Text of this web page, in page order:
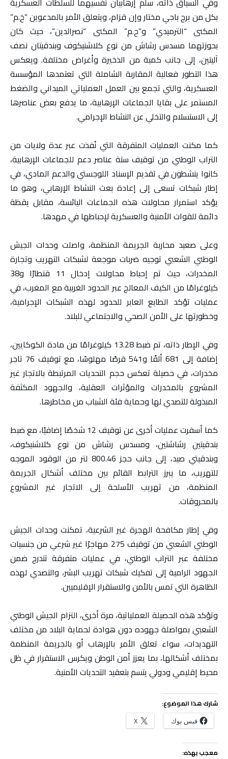
بكل من برج باجي مختار وإن قزام، ويتعلق الأمر بالمدعوين “خ.م”
المكنى “الترميدي” و”ح.م” المكنى “نصرالدين”، حيث كان
بحوزتهما مسدس رشاش من نوع كلاشنيكوف وبندقيتان نصف
آليتين، إلى جانب كمية من الذخيرة وأغراض مختلفة. ويعكس
هذا التطور فعالية المقاربة الشاملة التي تعتمدها المؤسسة
العسكرية، والتي تجمع بين العمل العملياتي الميداني والضغط
المستمر على بقايا الجماعات الإرهابية، ما يدفع بعض عناصرها
إلى الاستسلام والتخلي عن النشاط الإجرامي.
كما مكنت العمليات المتفرقة التي نُفذت عبر عدة ولايات من
التراب الوطني من توقيف ستة عناصر دعم للجماعات الإرهابية،
كانوا ينشطون في تقديم الإسناد اللوجستي والدعم المادي، في
إطار شبكات تسعى إلى إعادة بعث النشاط الإرهابي، وهو ما
يؤكد استمرار محاولات هذه الجماعات اليائسة، مقابل يقظة
دائمة للقوات الأمنية والعسكرية لإحباطها في مهدها.
وعلى صعيد محاربة الجريمة المنظمة، واصلت وحدات الجيش
الوطني الشعبي توجيه ضربات موجعة لشبكات التهريب وتجارة
المخدرات، حيث تم إحباط محاولات إدخال 11 قنطارًا و38
كيلوغرامًا من الكيف المعالج عبر الحدود الغربية مع المغرب، في
عمليات تؤكد الطابع العابر للحدود لهذه الشبكات الإجرامية،
وخطورتها على الأمن الصحي والاجتماعي للبلاد.
وفي الإطار ذاته، تم ضبط 13.28 كيلوغرامًا من مادة الكوكايين،
إضافة إلى 681 ألفًا و541 قرصًا مهلوسًا، مع توقيف 76 تاجر
مخدرات، في حصيلة تعكس حجم التحديات المرتبطة بالاتجار غير
المشروع بالمخدرات والمؤثرات العقلية، والجهود المكثفة
المبذولة للتصدي لها وحماية فئة الشباب من مخاطرها.
كما أسفرت عمليات أخرى عن توقيف 12 شخصًا إضافيًا، مع ضبط
بندقيتين رشاشتين، ومسدس رشاش من نوع كلاشنيكوف،
وبندقيتي صيد، إلى جانب حجز 800.46 لتر من الوقود الموجه
للتهريب، ما يبرز الترابط القائم بين مختلف أشكال الجريمة
المنظمة، من تهريب الأسلحة إلى الاتجار غير المشروع
بالمحروقات.
وفي إطار مكافحة الهجرة غير الشرعية، تمكنت وحدات الجيش
الوطني الشعبي من توقيف 275 مهاجرًا غير شرعي من جنسيات
مختلفة عبر التراب الوطني، في عمليات متفرقة تندرج ضمن
الجهود الرامية إلى تفكيك شبكات تهريب البشر، والتصدي لهذه
الظاهرة التي تمس بالأمن والاستقرار الإقليميين.
وتؤكد هذه الحصيلة العملياتية، مرة أخرى، التزام الجيش الوطني
الشعبي بمواصلة جهوده دون هوادة لحماية البلاد من مختلف
التهديدات، سواء تعلق الأمر بالإرهاب أو بالجريمة المنظمة
بمختلف أشكالها، بما يعزز أمن الوطن ويكرس الاستقرار في ظل
محيط إقليمي ودولي يتسم بتعقيد التحديات الأمنية.
شارك هذا الموضوع:
فيس بوك X
معجب بهذه: